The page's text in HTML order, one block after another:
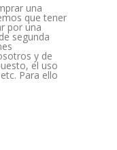
una
que tener
por una
segunda
y de
el uso
Para ello